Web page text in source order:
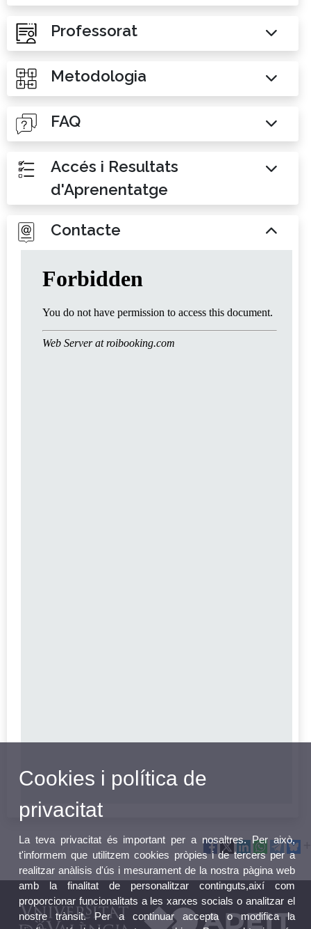
Professorat
Metodologia
FAQ
Accés i Resultats
d'Aprenentatge
Contacte
Cookies i política de
privacitat
La teva privacitat és important per a nosaltres. Per això,
t'informem que utilitzem cookies pròpies i de tercers per a
realitzar anàlisis d'ús i mesurament de la nostra pàgina web
amb la finalitat de personalitzar continguts,així com
proporcionar funcionalitats a les xarxes socials o analitzar el
nostre trànsit. Per a continuar accepta o modifica la